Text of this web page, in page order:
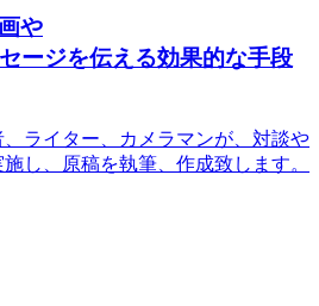
や
ージを伝える効果的な手段
ライター、カメラマンが、対談や
し、原稿を執筆、作成致します。